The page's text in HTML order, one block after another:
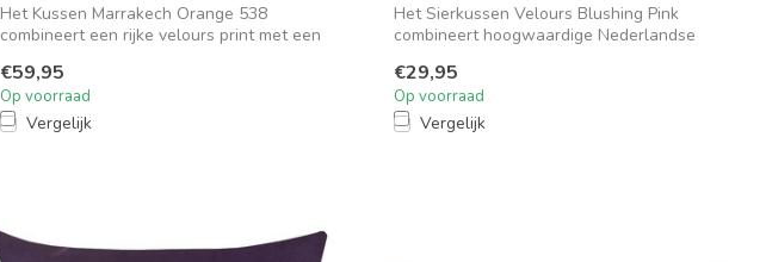
Het Kussen Marrakech Orange 538
combineert een rijke velours print met een
€59,95
Op voorraad
Vergelijk
Het Sierkussen Velours Blushing Pink
combineert hoogwaardige Nederlandse
€29,95
Op voorraad
Vergelijk